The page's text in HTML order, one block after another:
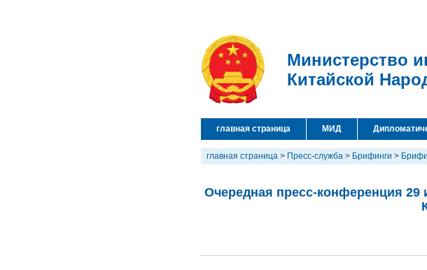
Министерство
Китайской
главная страница МИД
главная страница > Пресс-служба > Брифинги >
Очередная пресс-конференция